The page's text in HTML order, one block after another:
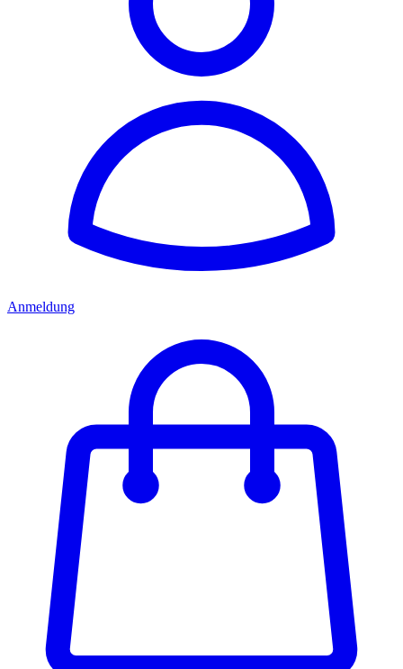
Anmeldung